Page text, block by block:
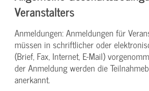
Veranstalters
Anmeldungen: Anmeldungen für
müssen in schriftlicher oder
(Brief, Fax, Internet, E-Mail)
der Anmeldung werden die
anerkannt.